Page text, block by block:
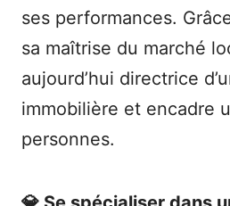
ses performances.
sa maîtrise du marché
aujourd’hui directrice
immobilière et encadre
personnes.